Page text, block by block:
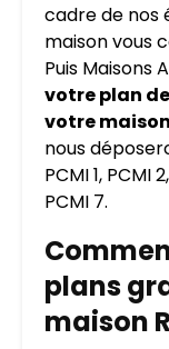
cadre de nos
maison vous
Puis Maisons
votre plan
votre maison
nous
PCMI 1, PCMI
PCMI 7.
plans
maison